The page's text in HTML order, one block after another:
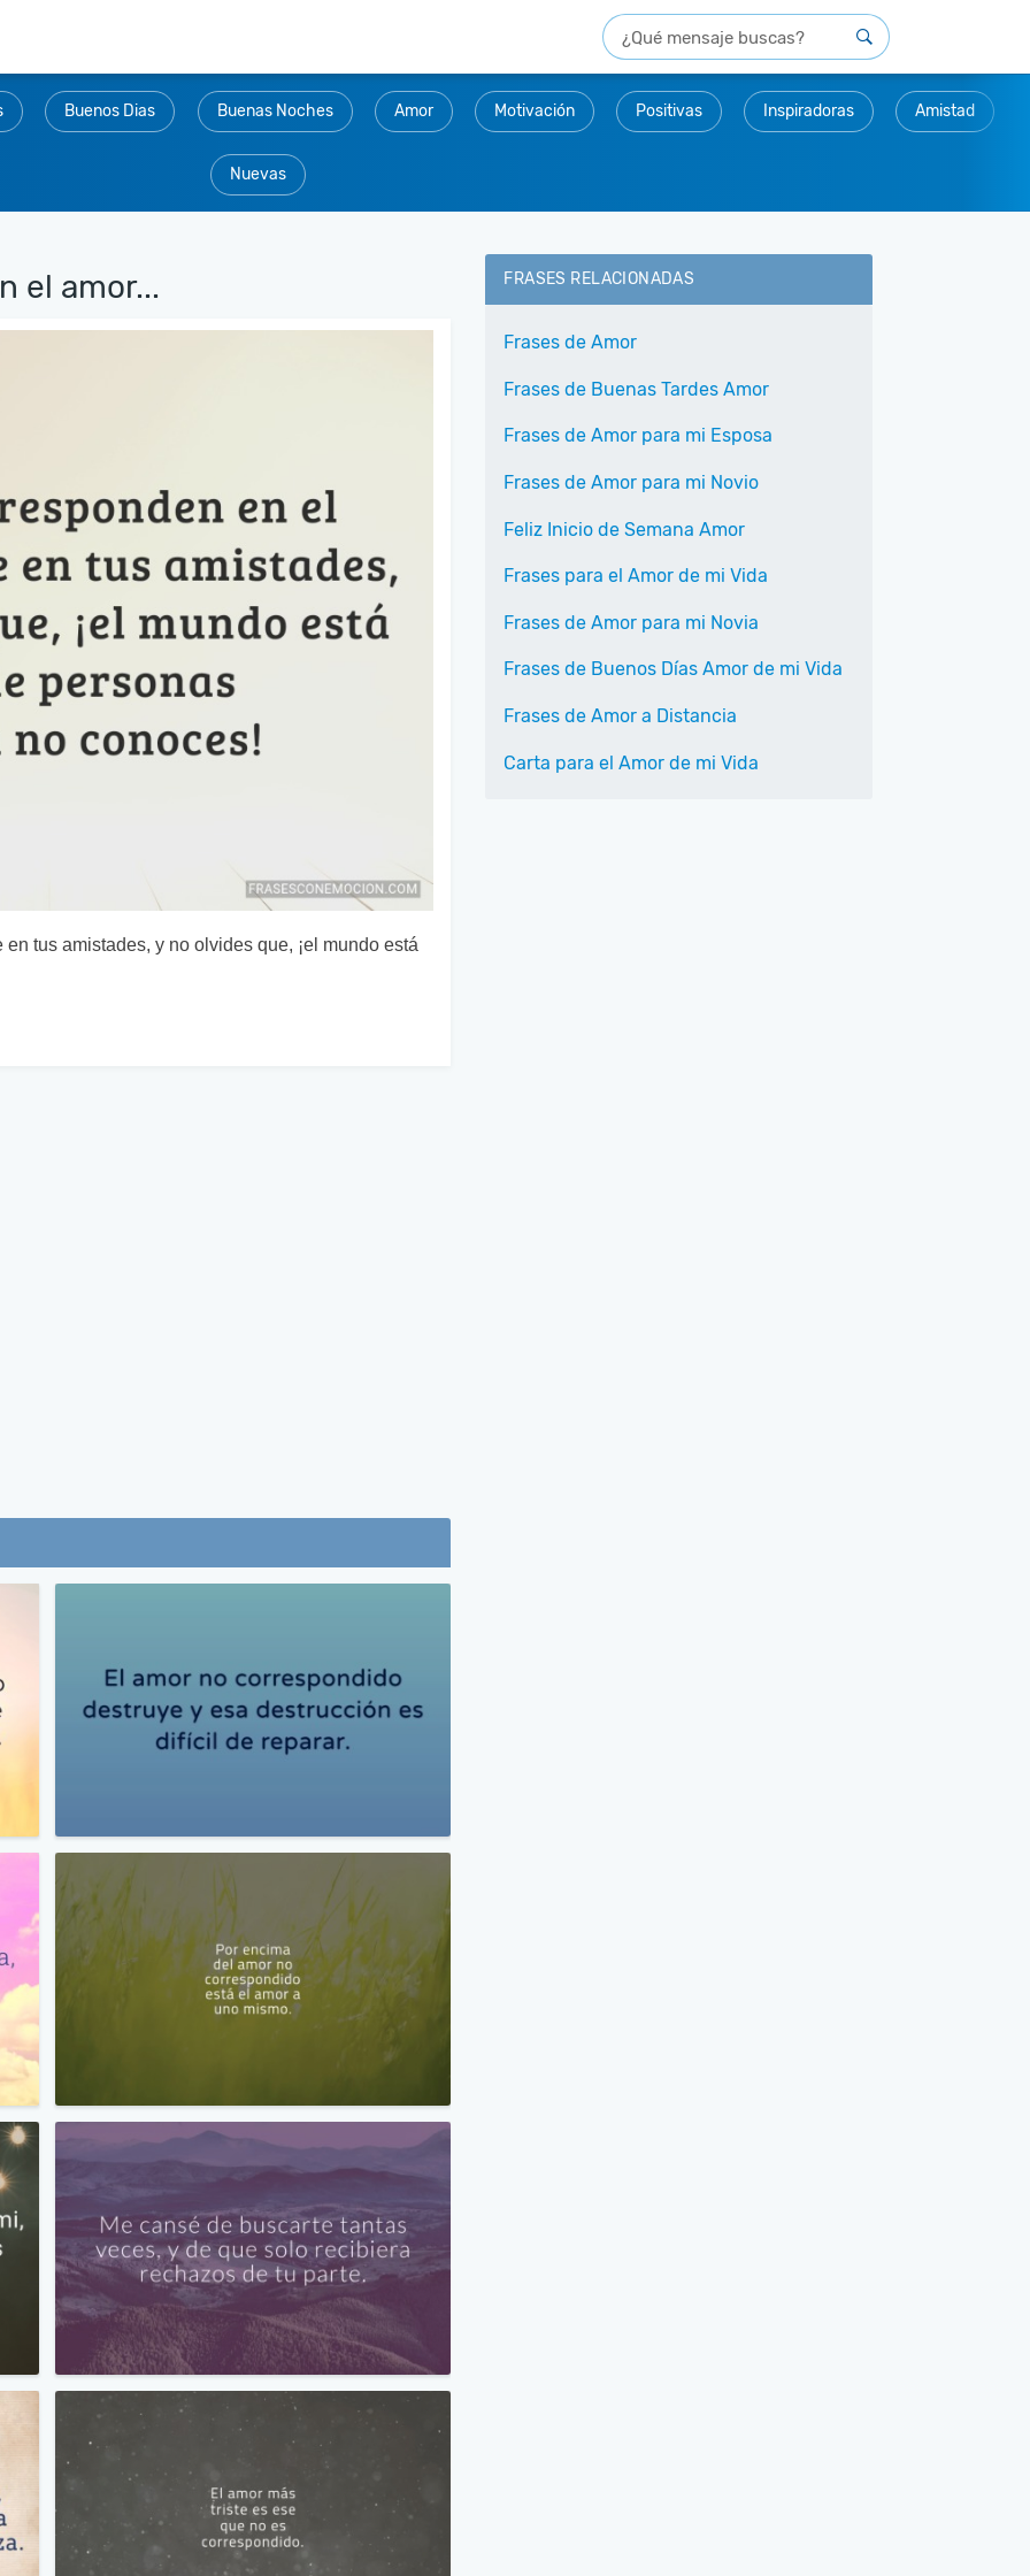
Buenos Dias Buenas Noches Amor Motivación Positivas Inspiradoras Amistad
Nuevas
el amor...
tus amistades, y no olvides que, ¡el mundo está
FRASES RELACIONADAS
Frases de Amor
Frases de Buenas Tardes Amor
Frases de Amor para mi Esposa
Frases de Amor para mi Novio
Feliz Inicio de Semana Amor
Frases para el Amor de mi Vida
Frases de Amor para mi Novia
Frases de Buenos Días Amor de mi Vida
Frases de Amor a Distancia
Carta para el Amor de mi Vida